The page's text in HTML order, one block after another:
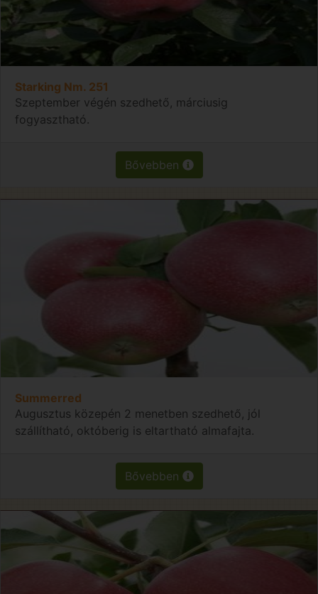
Starking Nm. 251
Szeptember végén szedhető, márciusig
fogyasztható.
Bővebben
Summerred
Augusztus közepén 2 menetben szedhető, jól
szállítható, októberig is eltartható almafajta.
Bővebben